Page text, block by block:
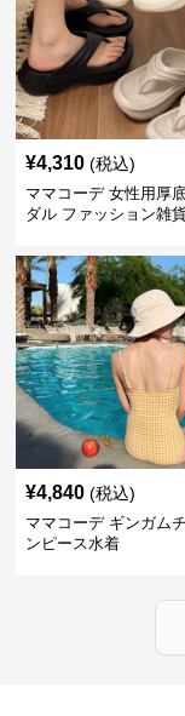
¥4,310 (税込)
ママコーデ 女性用厚
ダル ファッション雑
¥4,840 (税込)
ママコーデ ギンガム
ンピース水着